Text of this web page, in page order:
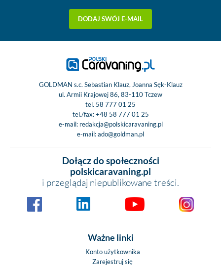
DODAJ SWÓJ E-MAIL
GOLDMAN s.c. Sebastian Klauz, Joanna Sęk-Klauz
ul. Armii Krajowej 86, 83-110 Tczew
tel. 58 777 01 25
tel./fax:+48 58 777 01 25
e-mail: redakcja@polskicaravaning.pl
e-mail:ado@goldman.pl
Dołącz do społeczności
polskicaravaning.pl
i przeglądaj niepublikowane treści.
Ważne linki
Konto użytkownika
Zarejestruj się